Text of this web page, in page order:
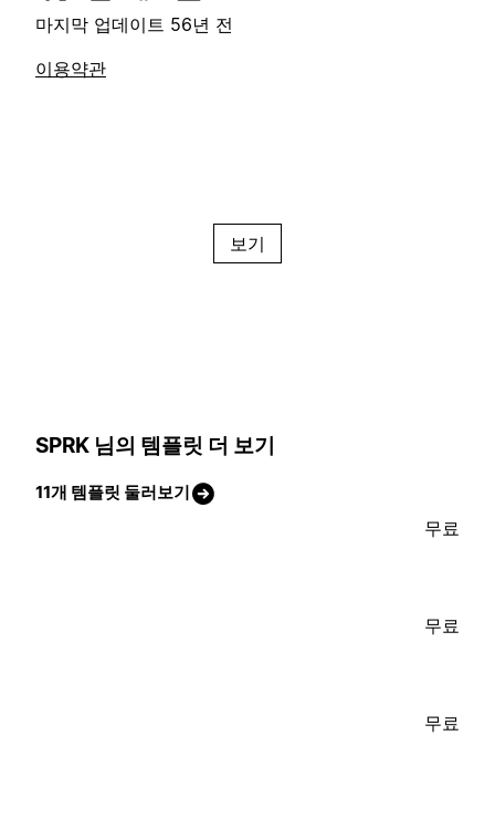
마지막 업데이트 56년 전
이용약관
보기
SPRK 님의 템플릿 더 보기
11개 템플릿 둘러보기
무료
무료
무료